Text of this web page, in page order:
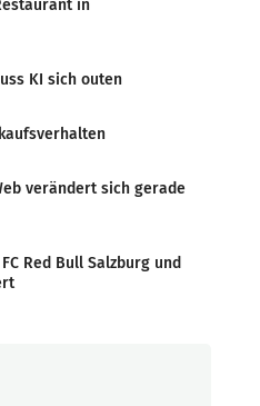
in
KI sich outen
verändert sich gerade
Red Bull Salzburg und